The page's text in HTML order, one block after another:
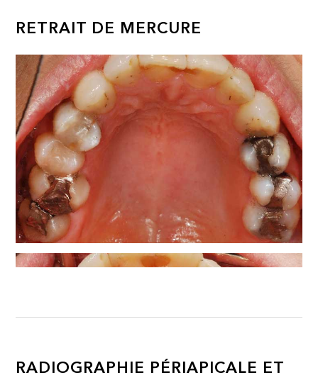
RETRAIT DE MERCURE
RADIOGRAPHIE PÉRIAPICALE ET